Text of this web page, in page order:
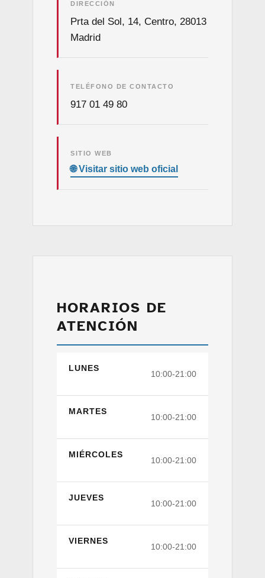
DIRECCIÓN
Prta del Sol, 14, Centro, 28013
Madrid
TELÉFONO DE CONTACTO
917 01 49 80
SITIO WEB
HORARIOS DE
ATENCIÓN
LUNES
10:00-21:00
MARTES
10:00-21:00
MIÉRCOLES
10:00-21:00
JUEVES
10:00-21:00
VIERNES
10:00-21:00